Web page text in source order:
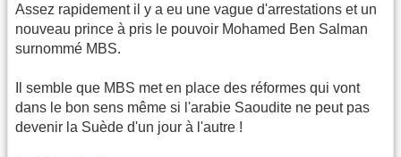
Assez rapidement il y a eu une vague d'arrestations et un
nouveau prince à pris le pouvoir Mohamed Ben Salman
surnommé MBS.
Il semble que MBS met en place des réformes qui vont
dans le bon sens même si l'arabie Saoudite ne peut pas
devenir la Suède d'un jour à l'autre !